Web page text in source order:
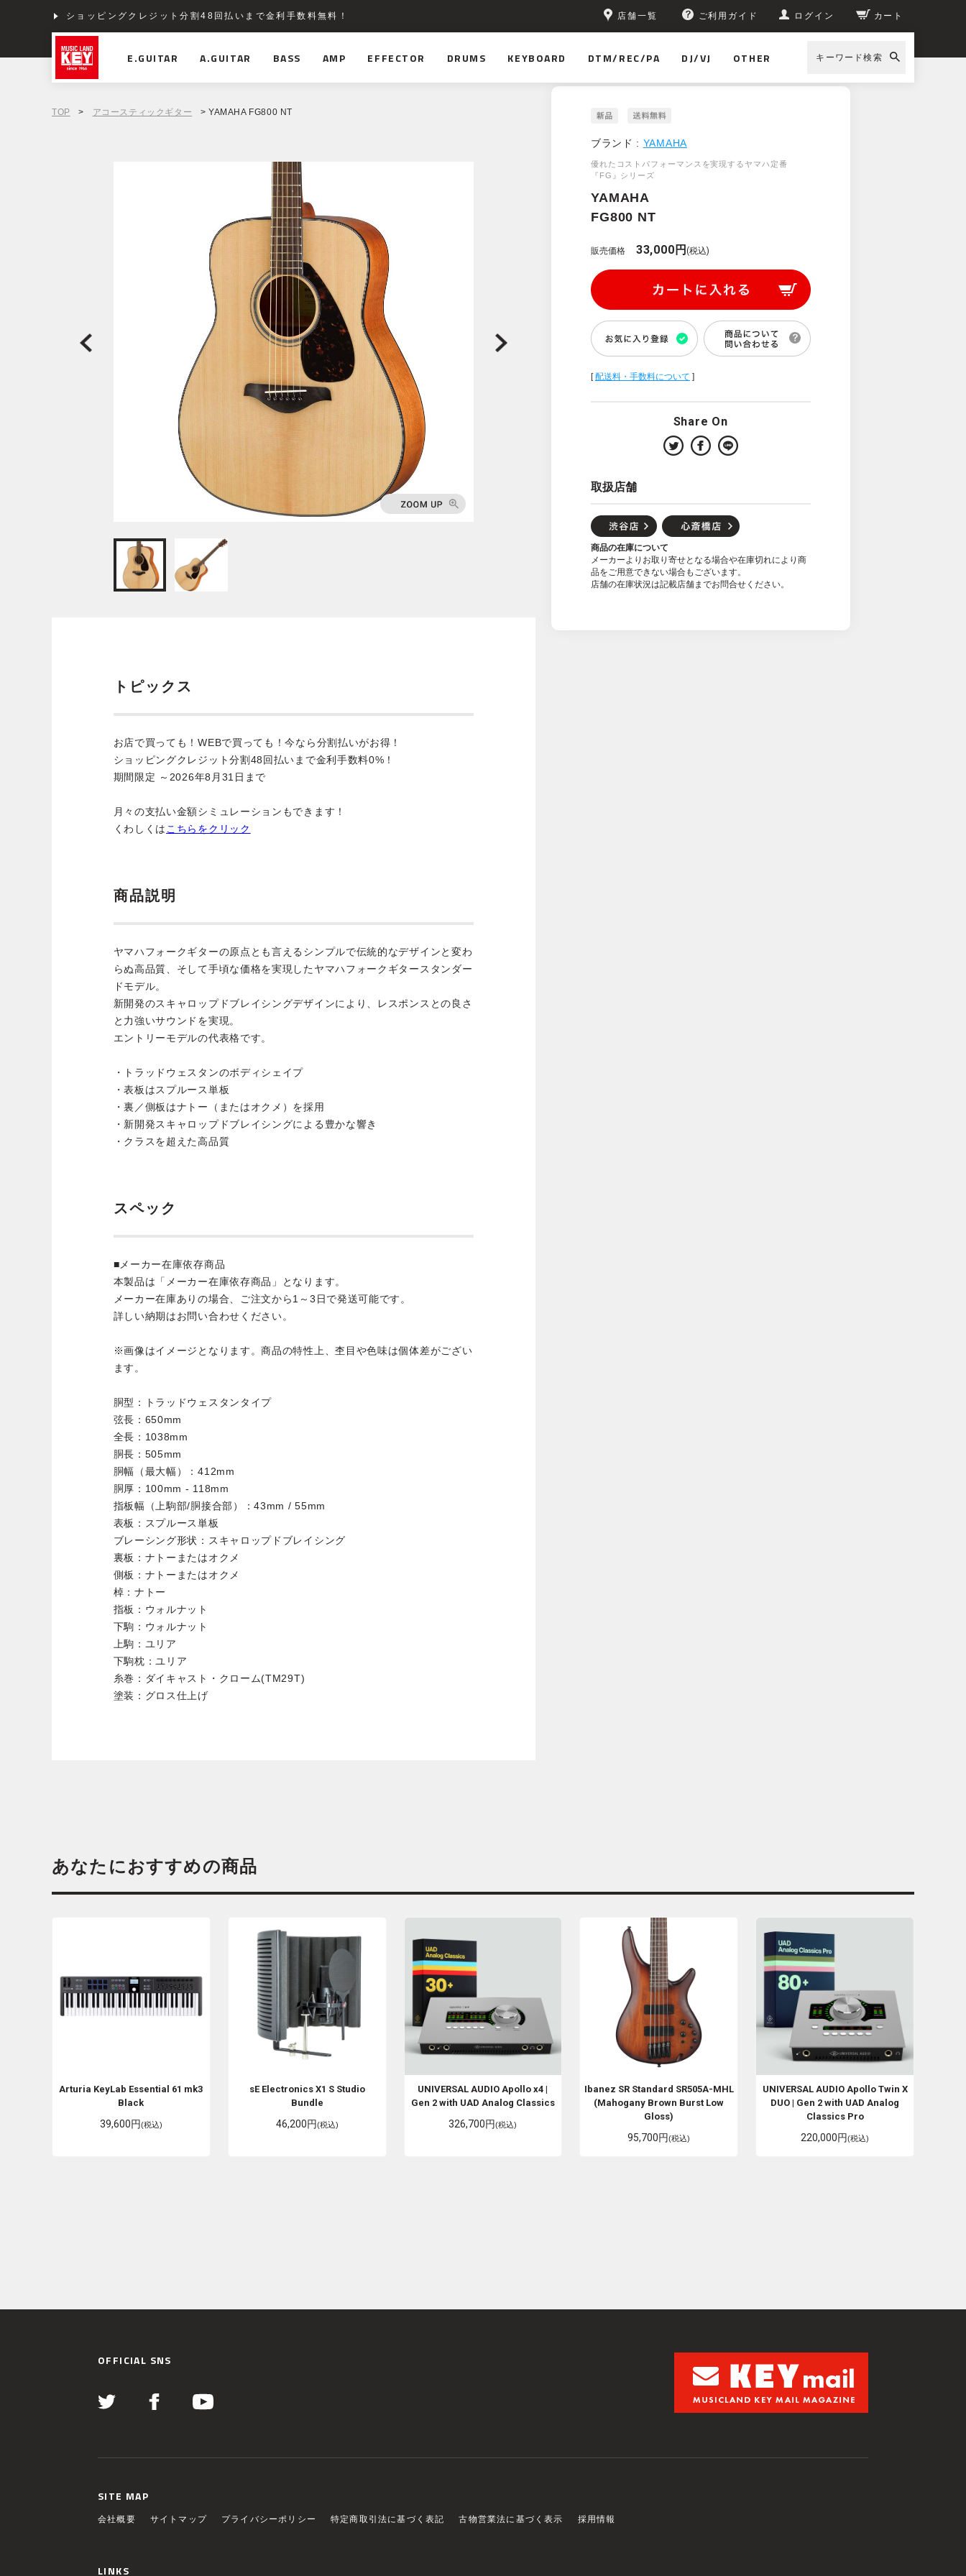
ショッピングクレジット分割48回払いまで金利手数料無料！ 店舗一覧 ご利用ガイド ログイン カート
E.GUITAR A.GUITAR BASS AMP EFFECTOR DRUMS KEYBOARD DTM/REC/PA DJ/VJ OTHER キーワード検索
TOP > アコースティックギター > YAMAHA FG800 NT
ブランド : YAMAHA
優れたコストパフォーマンスを実現するヤマハ定番
『FG』シリーズ
YAMAHA
FG800 NT
販売価格 33,000円(税込)
[配送料・手数料について ]
Share On
取扱店舗
商品の在庫について
メーカーよりお取り寄せとなる場合や在庫切れにより商
品をご用意できない場合もございます。
店舗の在庫状況は記載店舗までお問合せください。
トピックス
お店で買っても！WEBで買っても！今なら分割払いがお得！
ショッピングクレジット分割48回払いまで金利手数料0%！
期間限定 ～2026年8月31日まで
月々の支払い金額シミュレーションもできます！
くわしくは こちらをクリック
商品説明
ヤマハフォークギターの原点とも言えるシンプルで伝統的なデザインと変わ
らぬ高品質、そして手頃な価格を実現したヤマハフォークギタースタンダー
ドモデル。
新開発のスキャロップドブレイシングデザインにより、レスポンスとの良さ
と力強いサウンドを実現。
エントリーモデルの代表格です。
・トラッドウェスタンのボディシェイプ
・表板はスプルース単板
・裏／側板はナトー（またはオクメ）を採用
・新開発スキャロップドブレイシングによる豊かな響き
・クラスを超えた高品質
スペック
■メーカー在庫依存商品
本製品は「メーカー在庫依存商品」となります。
メーカー在庫ありの場合、ご注文から1～3日で発送可能です。
詳しい納期はお問い合わせください。
※画像はイメージとなります。商品の特性上、杢目や色味は個体差がござい
ます。
胴型：トラッドウェスタンタイプ
弦長：650mm
全長：1038mm
胴長：505mm
胴幅（最大幅）：412mm
胴厚：100mm - 118mm
指板幅（上駒部/胴接合部）：43mm / 55mm
表板：スプルース単板
ブレーシング形状：スキャロップドブレイシング
裏板：ナトーまたはオクメ
側板：ナトーまたはオクメ
棹：ナトー
指板：ウォルナット
下駒：ウォルナット
上駒：ユリア
下駒枕：ユリア
糸巻：ダイキャスト・クローム(TM29T)
塗装：グロス仕上げ
あなたにおすすめの商品
Arturia KeyLab Essential 61 mk3
Black
39,600円(税込)
sE Electronics X1 S Studio
Bundle
46,200円(税込)
UNIVERSAL AUDIO Apollo x4 |
Gen 2 with UAD Analog Classics
326,700円(税込)
Ibanez SR Standard SR505A-MHL
(Mahogany Brown Burst Low
Gloss)
95,700円(税込)
UNIVERSAL AUDIO Apollo Twin X
DUO | Gen 2 with UAD Analog
Classics Pro
220,000円(税込)
OFFICIAL SNS
SITE MAP
会社概要 サイトマップ プライバシーポリシー 特定商取引法に基づく表記 古物営業法に基づく表示 採用情報
LINKS